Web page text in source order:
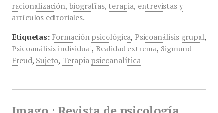
racionalización, biografías, terapia, entrevistas y
artículos editoriales.
Etiquetas: Formación psicológica, Psicoanálisis grupal,
Psicoanálisis individual, Realidad extrema, Sigmund
Freud, Sujeto, Terapia psicoanalítica